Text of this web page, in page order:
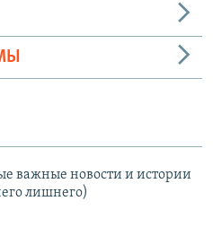
важные новости и истории
лишнего)